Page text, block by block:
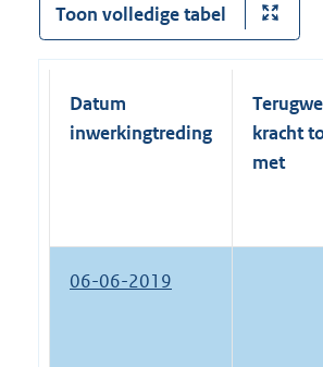
Toon volledige tabel
Datum
inwerkingtreding
kracht
met
06-06-2019